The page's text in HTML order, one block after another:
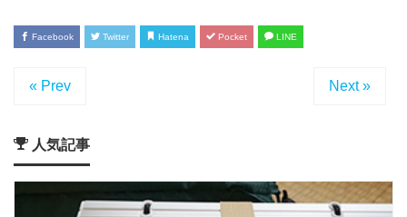
Facebook Twitter Hatena Pocket LINE
« Prev Next »
人気記事